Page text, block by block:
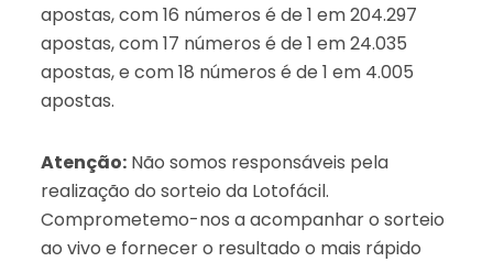
apostas, com 16 números é de 1 em 204.297
apostas, com 17 números é de 1 em 24.035
apostas, e com 18 números é de 1 em 4.005
apostas.
Atenção:Não somos responsáveis pela
realização do sorteio da Lotofácil.
Comprometemo-nos a acompanhar o sorteio
ao vivo e fornecer o resultado o mais rápido